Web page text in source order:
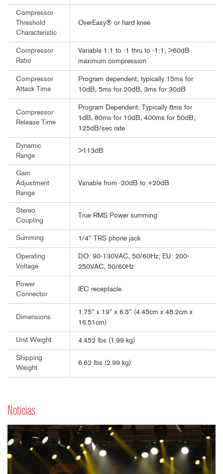
Compressor
Threshold
Characteristic
OverEasy® or hard knee
Compressor
Ratio
Variable 1:1 to :1 thru to -1:1; >60dB
maximum compression
Compressor
Attack Time
Program dependent; typically 15ms for
10dB, 5ms for 20dB, 3ms for 30dB
Compressor
Release Time
Program Dependent; Typically 8ms for
1dB, 80ms for 10dB, 400ms for 50dB;
125dB/sec rate
Dynamic
Range
>113dB
Gain
Adjustment
Range
Variable from -20dB to +20dB
Stereo
Coupling
True RMS Power summing
Summing 1/4" TRS phone jack
Operating
Voltage
DO: 90-130VAC, 50/60Hz; EU: 200-
250VAC, 50/60Hz
Power
Connector
IEC receptacle
Dimensions
1.75" x 19" x 6.5" (4.45cm x 48.2cm x
16.51cm)
Unit Weight 4.452 lbs (1.99 kg)
Shipping
Weight
6.62 lbs (2.99 kg)
Noticias